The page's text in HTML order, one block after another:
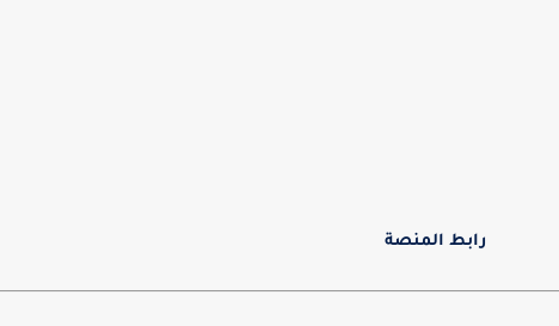
رابط المنصة